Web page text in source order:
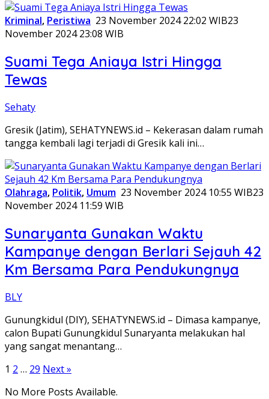
Kriminal, Peristiwa 23 November 2024 22:02 WIB23
November 2024 23:08 WIB
Suami Tega Aniaya Istri Hingga
Tewas
Sehaty
Gresik (Jatim), SEHATYNEWS.id – Kekerasan dalam rumah
tangga kembali lagi terjadi di Gresik kali ini…
Olahraga, Politik, Umum 23 November 2024 10:55 WIB23
November 2024 11:59 WIB
Sunaryanta Gunakan Waktu
Kampanye dengan Berlari Sejauh 42
Km Bersama Para Pendukungnya
BLY
Gunungkidul (DIY), SEHATYNEWS.id – Dimasa kampanye,
calon Bupati Gunungkidul Sunaryanta melakukan hal
yang sangat menantang…
Posts
pagination
1 2 … 29 Next »
No More Posts Available.